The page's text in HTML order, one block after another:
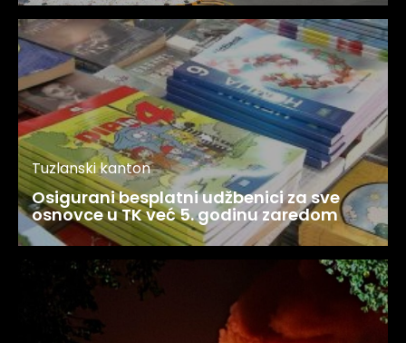
Tuzlanski kanton
Osigurani besplatni udžbenici za sve
osnovce u TK već 5. godinu zaredom